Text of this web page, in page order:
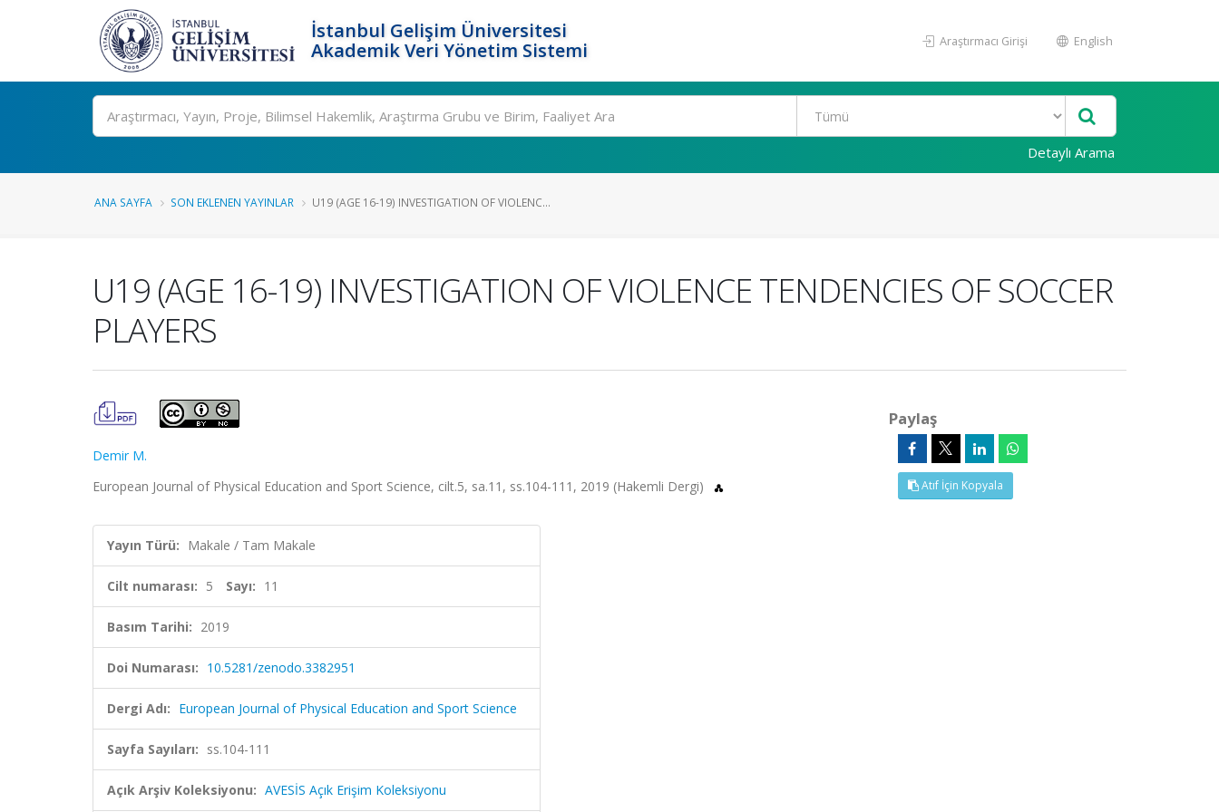
İstanbul Gelişim Üniversitesi
Akademik Veri Yönetim Sistemi
Araştırmacı Girişi English
Ara
Detaylı Arama
ANA SAYFA SON EKLENEN YAYINLAR U19 (AGE 16-19) INVESTIGATION OF VIOLENC...
U19 (AGE 16-19) INVESTIGATION OF VIOLENCE TENDENCIES OF SOCCER
PLAYERS
Demir M.
European Journal of Physical Education and Sport Science, cilt.5, sa.11, ss.104-111, 2019 (Hakemli Dergi)
Yayın Türü: Makale / Tam Makale
Cilt numarası: 5 Sayı: 11
Basım Tarihi: 2019
Doi Numarası: 10.5281/zenodo.3382951
Dergi Adı: European Journal of Physical Education and Sport Science
Sayfa Sayıları: ss.104-111
Açık Arşiv Koleksiyonu: AVESİS Açık Erişim Koleksiyonu
Paylaş
Atıf İçin Kopyala